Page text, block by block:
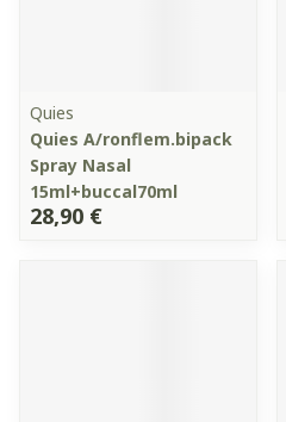
Quies
Quies A/ronflem.bipack
Spray Nasal
15ml+buccal70ml
28,90 €